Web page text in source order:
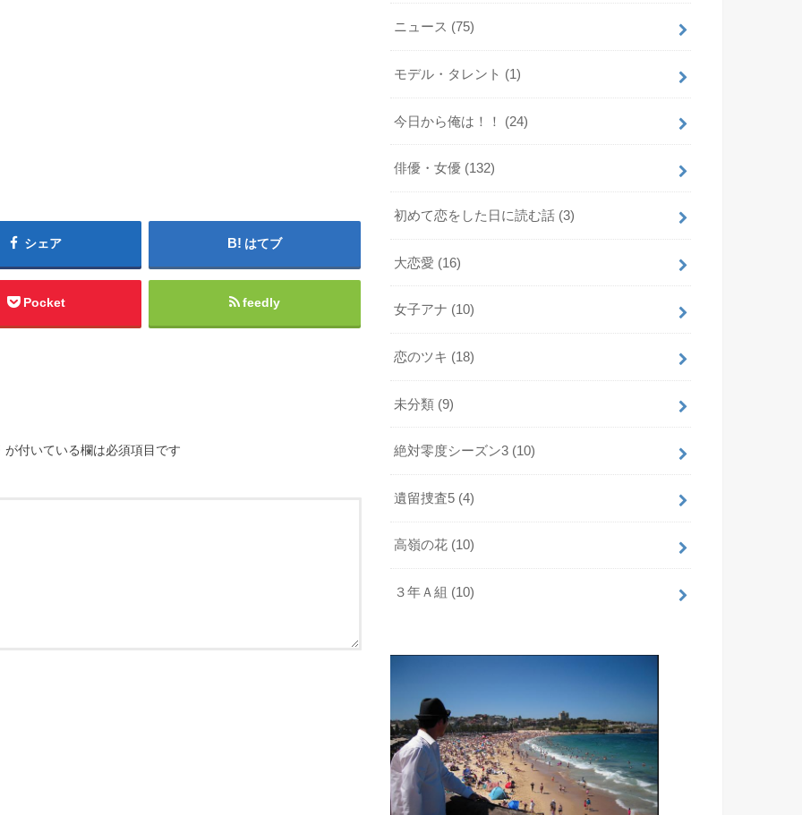
シェア はてブ
Pocket feedly
が付いている欄は必須項目です
ニュース (75)
モデル・タレント (1)
今日から俺は！！ (24)
俳優・女優 (132)
初めて恋をした日に読む話 (3)
大恋愛 (16)
女子アナ (10)
恋のツキ (18)
未分類 (9)
絶対零度シーズン3 (10)
遺留捜査5 (4)
高嶺の花 (10)
３年Ａ組 (10)